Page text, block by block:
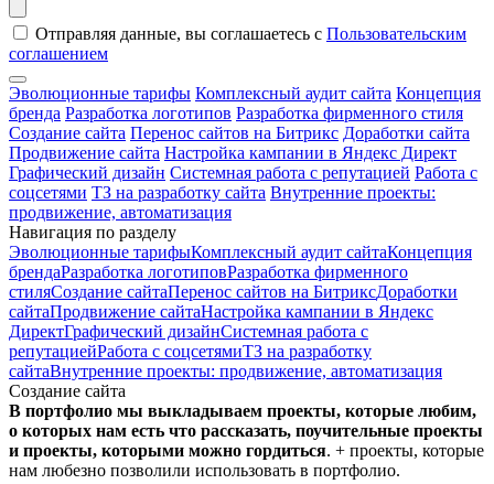
Отправляя данные, вы соглашаетесь с Пользовательским
соглашением
Эволюционные тарифы Комплексный аудит сайта Концепция
бренда Разработка логотипов Разработка фирменного стиля
Создание сайта Перенос сайтов на Битрикс Доработки сайта
Продвижение сайта Настройка кампании в Яндекс Директ
Графический дизайн Системная работа с репутацией Работа с
соцсетями ТЗ на разработку сайта Внутренние проекты:
продвижение, автоматизация
Навигация по разделу
Эволюционные тарифыКомплексный аудит сайтаКонцепция
брендаРазработка логотиповРазработка фирменного
стиляСоздание сайтаПеренос сайтов на БитриксДоработки
сайтаПродвижение сайтаНастройка кампании в Яндекс
ДиректГрафический дизайнСистемная работа с
репутациейРабота с соцсетямиТЗ на разработку
сайтаВнутренние проекты: продвижение, автоматизация
Создание сайта
В портфолио мы выкладываем проекты, которые любим,
о которых нам есть что рассказать, поучительные проекты
и проекты, которыми можно гордиться. + проекты, которые
нам любезно позволили использовать в портфолио.